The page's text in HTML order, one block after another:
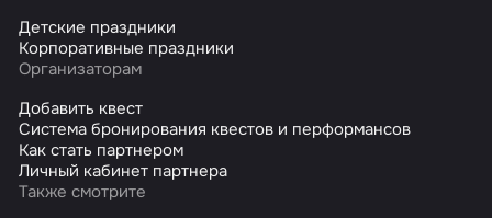
Детские праздники
Корпоративные праздники
Организаторам
Добавить квест
Система бронирования квестов и перформансов
Как стать партнером
Личный кабинет партнера
Также смотрите